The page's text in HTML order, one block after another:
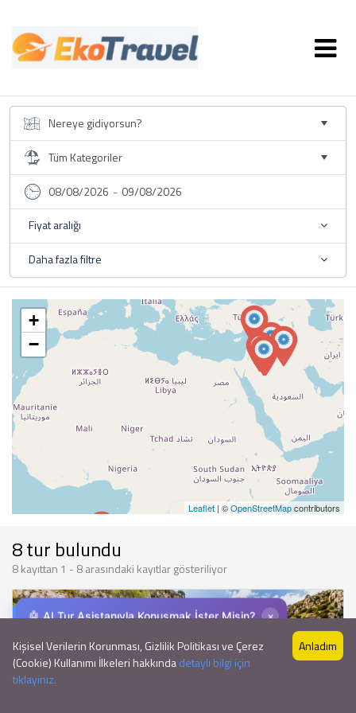
08/08/2026 - 09/08/2026
Fiyat aralığı
Daha fazla filtre
+
−
Leaflet | ©OpenStreetMapcontributors
8 tur bulundu
8 kayıttan 1 - 8 arasındaki kayıtlar gösteriliyor
Öne çıkan
Kişisel Verilerin Korunması, Gizlilik Politikası ve Çerez
(Cookie) Kullanımı İlkeleri hakkındadetaylı bilgi için
tıklayınız.
Anladım
🤖 AI Tur Asistanıyla Konuşmak İster Misin? ×
🤖